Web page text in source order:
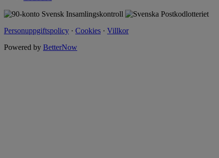
Personuppgiftspolicy · Cookies · Villkor
Powered by BetterNow